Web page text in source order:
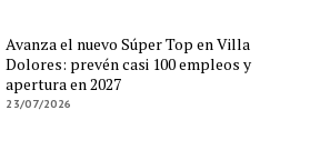
Avanza el nuevo Súper Top en Villa
Dolores: prevén casi 100 empleos y
apertura en 2027
23/07/2026